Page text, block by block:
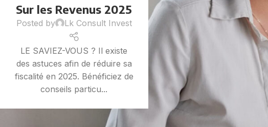
Sur les Revenus 2025
Posted by Lk Consult Invest
LE SAVIEZ-VOUS ? Il existe
des astuces afin de réduire sa
fiscalité en 2025. Bénéficiez de
conseils particu...